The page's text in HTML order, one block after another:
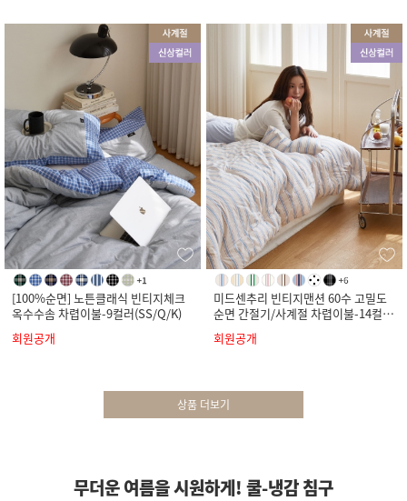
[100%순면] 노튼클래식 빈티지체크
옥수수솜 차렵이불-9컬러(SS/Q/K)
회원공개
미드센추리 빈티지맨션 60수 고밀도
순면 간절기/사계절 차렵이불-14컬러
회원공개
상품 더보기
무더운 여름을 시원하게! 쿨-냉감 침구